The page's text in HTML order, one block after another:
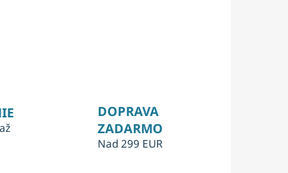
DOPRAVA
ZADARMO
Nad 299 EUR